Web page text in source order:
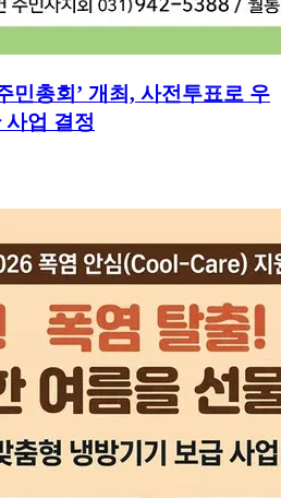
민총회’ 개최, 사전투표로 우
업 결정